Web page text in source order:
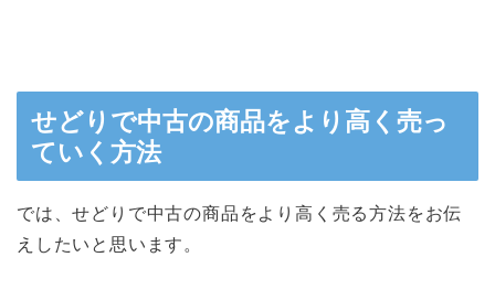
せどりで中古の商品をより高く売っ
ていく方法
では、せどりで中古の商品をより高く売る方法をお伝
えしたいと思います。